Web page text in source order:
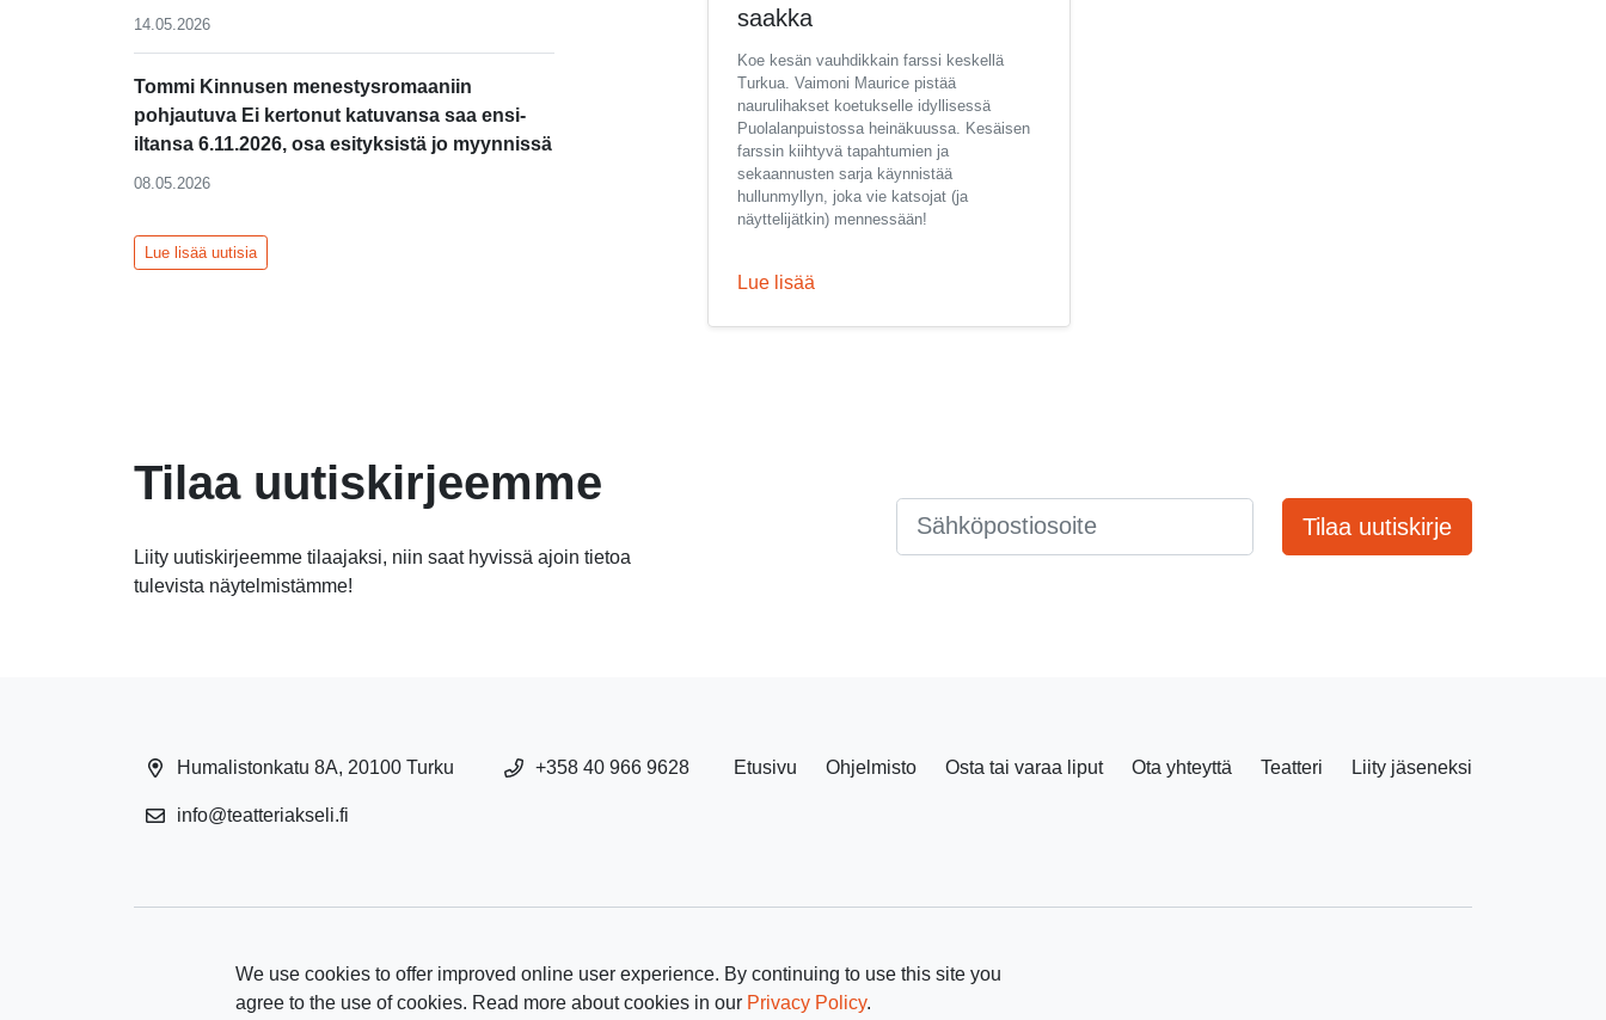
We use cookies to offer improved online user experience. By continuing to use this site you
agree to the use of cookies. Read more about cookies in our Privacy Policy.
14.05.2026
Tommi Kinnusen menestysromaaniin
pohjautuva Ei kertonut katuvansa saa ensi-
iltansa 6.11.2026, osa esityksistä jo myynnissä
08.05.2026
Lue lisää uutisia
saakka
Koe kesän vauhdikkain farssi keskellä
Turkua. Vaimoni Maurice pistää
naurulihakset koetukselle idyllisessä
Puolalanpuistossa heinäkuussa. Kesäisen
farssin kiihtyvä tapahtumien ja
sekaannusten sarja käynnistää
hullunmyllyn, joka vie katsojat (ja
näyttelijätkin) mennessään!
Lue lisää
Tilaa uutiskirjeemme
Liity uutiskirjeemme tilaajaksi, niin saat hyvissä ajoin tietoa
tulevista näytelmistämme!
Tilaa uutiskirje
Humalistonkatu 8A, 20100 Turku +358 40 966 9628
info@teatteriakseli.fi
Etusivu Ohjelmisto Osta tai varaa liput Ota yhteyttä Teatteri Liity jäseneksi